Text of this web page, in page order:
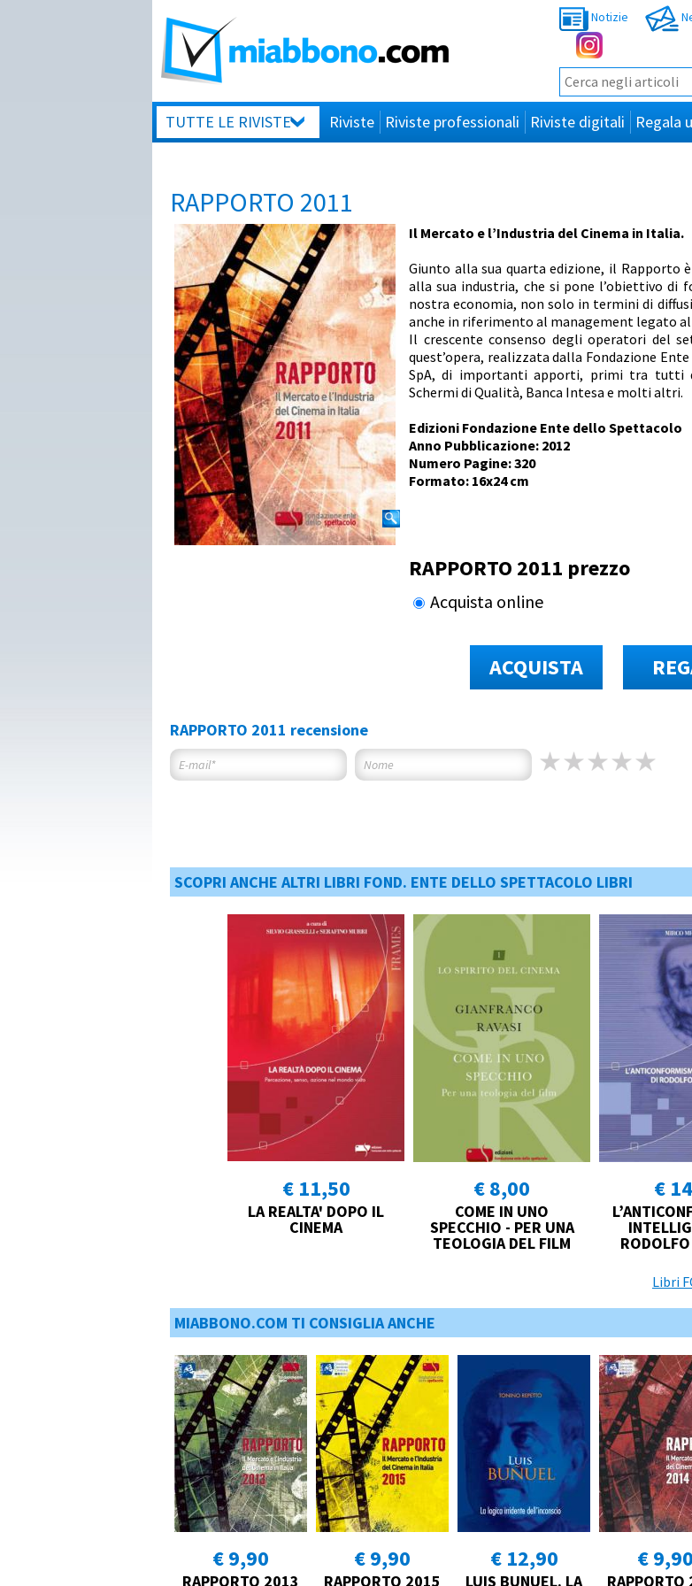
Notizie
TUTTE LE RIVISTE Riviste Riviste professionali Riviste digitali Regala
RAPPORTO 2011
Il Mercato e l’Industria del Cinema in Italia.
Giunto alla sua quarta edizione, il Rapporto
alla sua industria, che si pone l’obiettivo di
nostra economia, non solo in termini di
anche in riferimento al management legato
Il crescente consenso degli operatori del
quest’opera, realizzata dalla Fondazione
SpA, di importanti apporti, primi tra tutti
Schermi di Qualità, Banca Intesa e molti altri.
Edizioni Fondazione Ente dello Spettacolo
Anno Pubblicazione: 2012
Numero Pagine: 320
Formato: 16x24 cm
RAPPORTO 2011 prezzo
Acquista online
ACQUISTA
RAPPORTO 2011 recensione
SCOPRI ANCHE ALTRI LIBRI FOND. ENTE DELLO SPETTACOLO LIBRI
€ 11,50
LA REALTA' DOPO IL
CINEMA
€ 8,00
COME IN UNO
SPECCHIO - PER UNA
TEOLOGIA DEL FILM
€
Libri
MIABBONO.COM TI CONSIGLIA ANCHE
€ 9,90
RAPPORTO 2013
€ 9,90
RAPPORTO 2015
€ 12,90
LUIS BUNUEL. LA
€ 9,90